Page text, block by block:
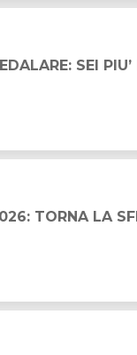
SEI
TORNA LA